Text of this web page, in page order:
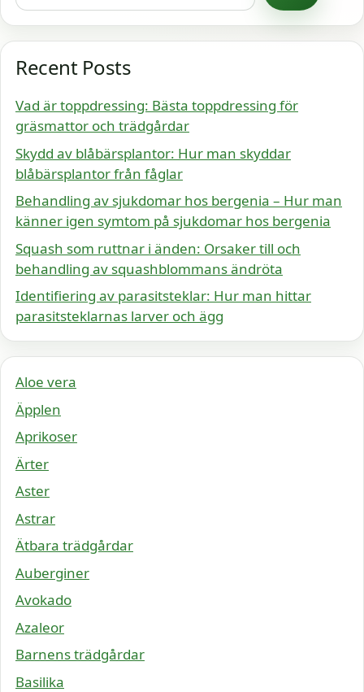
Recent Posts
Vad är toppdressing: Bästa toppdressing för
gräsmattor och trädgårdar
Skydd av blåbärsplantor: Hur man skyddar
blåbärsplantor från fåglar
Behandling av sjukdomar hos bergenia – Hur man
känner igen symtom på sjukdomar hos bergenia
Squash som ruttnar i änden: Orsaker till och
behandling av squashblommans ändröta
Identifiering av parasitsteklar: Hur man hittar
parasitsteklarnas larver och ägg
Aloe vera
Äpplen
Aprikoser
Ärter
Aster
Astrar
Ätbara trädgårdar
Auberginer
Avokado
Azaleor
Barnens trädgårdar
Basilika